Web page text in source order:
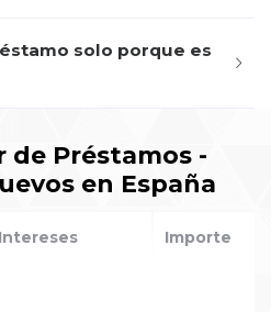
solo porque es
de Préstamos -
en España
Intereses Importe